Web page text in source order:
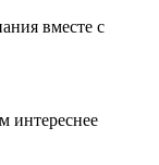
вместе с
интереснее